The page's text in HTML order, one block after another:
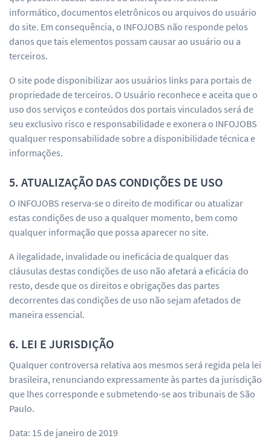
informático, documentos eletrônicos ou arquivos do usuário
do site. Em consequência, o INFOJOBS não responde pelos
danos que tais elementos possam causar ao usuário ou a
terceiros.
O site pode disponibilizar aos usuários links para portais de
propriedade de terceiros. O Usuário reconhece e aceita que o
uso dos serviços e conteúdos dos portais vinculados será de
seu exclusivo risco e responsabilidade e exonera o INFOJOBS
qualquer responsabilidade sobre a disponibilidade técnica e
informações.
5. ATUALIZAÇÃO DAS CONDIÇÕES DE USO
O INFOJOBS reserva-se o direito de modificar ou atualizar
estas condições de uso a qualquer momento, bem como
qualquer informação que possa aparecer no site.
A ilegalidade, invalidade ou ineficácia de qualquer das
cláusulas destas condições de uso não afetará a eficácia do
resto, desde que os direitos e obrigações das partes
decorrentes das condições de uso não sejam afetados de
maneira essencial.
6. LEI E JURISDIÇÃO
Qualquer controversa relativa aos mesmos será regida pela lei
brasileira, renunciando expressamente às partes da jurisdição
que lhes corresponde e submetendo-se aos tribunais de São
Paulo.
Data: 15 de janeiro de 2019